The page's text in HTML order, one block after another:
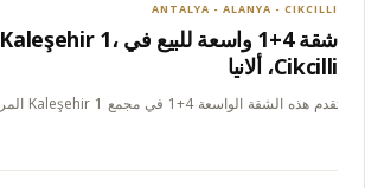
ANTALYA - ALANYA - CIKCILLI
شقة 4+1 واسعة للبيع في Kaleşehir 1،
Cikcilli، ألانيا
تقدم هذه الشقة الواسعة 4+1 في مجمع Kaleşehir 1 المرموق…